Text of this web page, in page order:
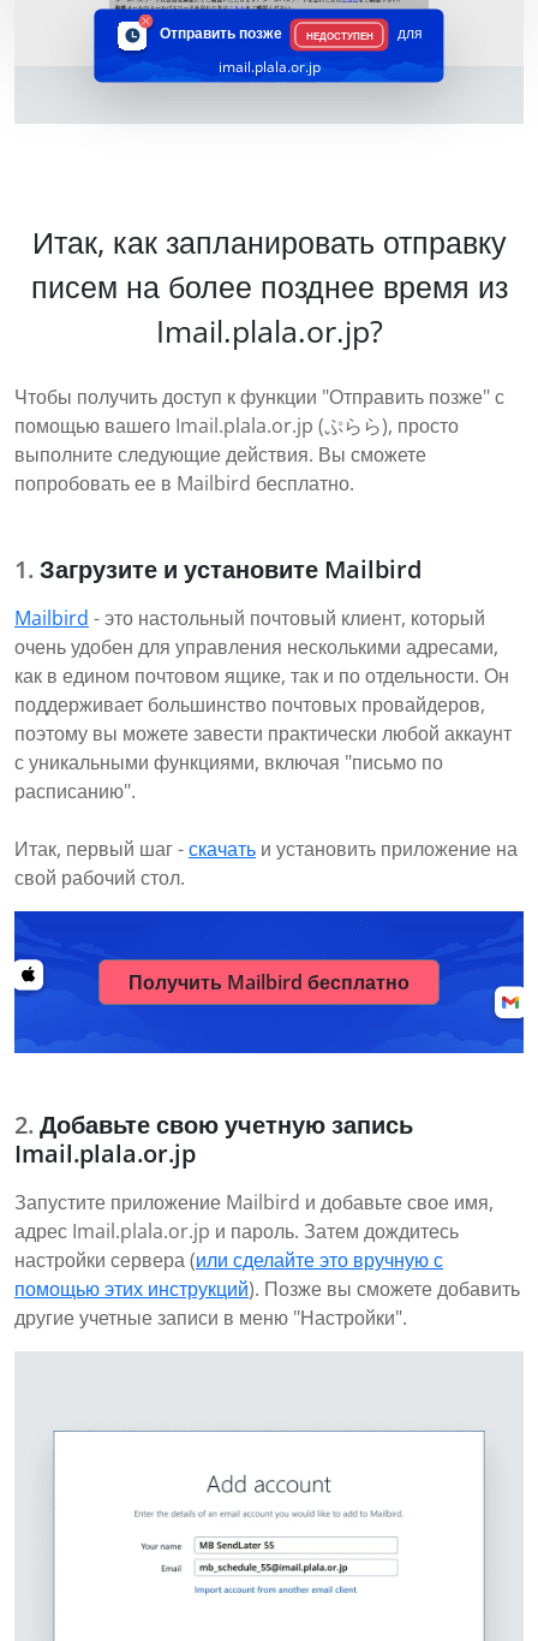
Отправить позже НЕДОСТУПЕН
для
imail.plala.or.jp
Итак, как запланировать отправку
писем на более позднее время из
Imail.plala.or.jp?
Чтобы получить доступ к функции "Отправить позже" с
помощью вашего Imail.plala.or.jp (ぷらら), просто
выполните следующие действия. Вы сможете
попробовать ее в Mailbird бесплатно.
Загрузите и установите Mailbird
Mailbird - это настольный почтовый клиент, который
очень удобен для управления несколькими адресами,
как в едином почтовом ящике, так и по отдельности. Он
поддерживает большинство почтовых провайдеров,
поэтому вы можете завести практически любой аккаунт
с уникальными функциями, включая "письмо по
расписанию".
Итак, первый шаг -скачать и установить приложение на
свой рабочий стол.
Получить Mailbird бесплатно
Добавьте свою учетную запись
Imail.plala.or.jp
Запустите приложение Mailbird и добавьте свое имя,
адрес Imail.plala.or.jp и пароль. Затем дождитесь
настройки сервера (или сделайте это вручную с
помощью этих инструкций). Позже вы сможете добавить
другие учетные записи в меню "Настройки".